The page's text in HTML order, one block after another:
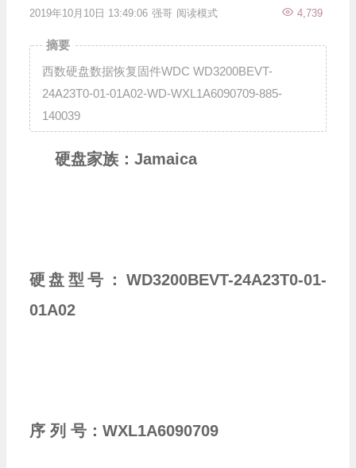
2019年10月10日 13:49:06 强哥 4,739
阅读模式
摘要
西数硬盘数据恢复固件WDC WD3200BEVT-
24A23T0-01-01A02-WD-WXL1A6090709-885-
140039
硬盘家族：Jamaica
硬盘型号：WD3200BEVT-24A23T0-01-
01A02
序 列 号： WXL1A6090709